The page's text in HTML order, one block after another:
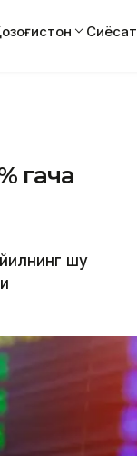
Сиёсат
гача
шу